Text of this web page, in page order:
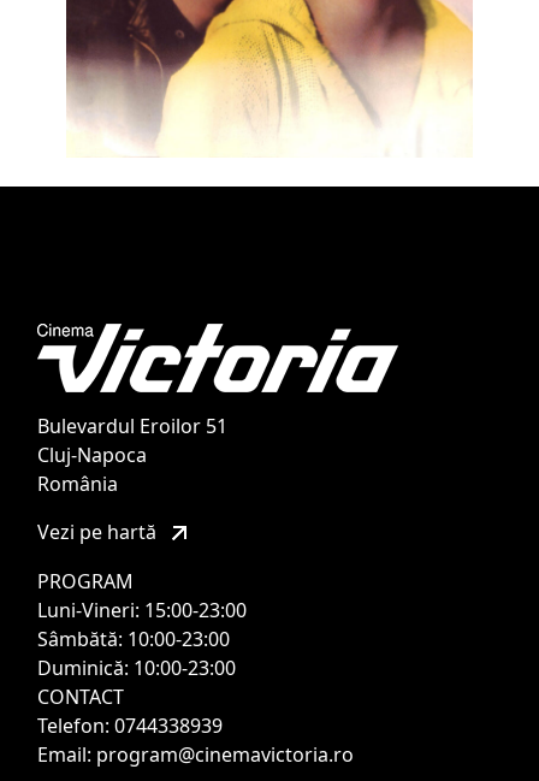
Bulevardul Eroilor 51
Cluj-Napoca
România
Vezi pe hartă
PROGRAM
Luni-Vineri: 15:00-23:00
Sâmbătă: 10:00-23:00
Duminică: 10:00-23:00
CONTACT
Telefon: 0744338939
Email: program@cinemavictoria.ro